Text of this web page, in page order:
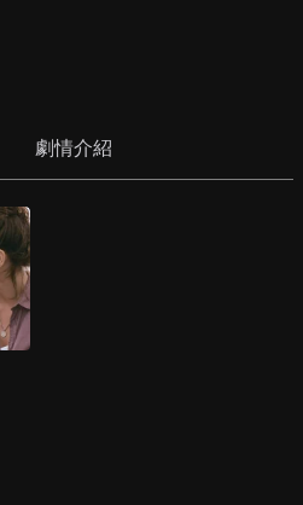
劇情介紹